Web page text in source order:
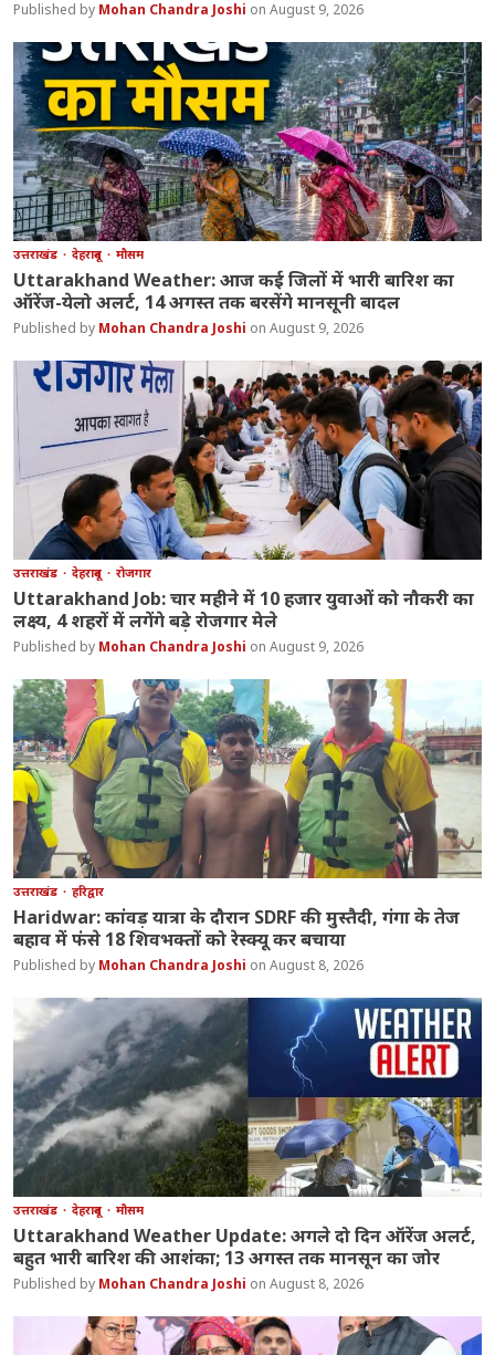
Mohan Chandra Joshi August 9, 2026
उत्तराखंड देहरादून मौसम
Uttarakhand Weather: आज कई जिलों में भारी बारिश का
ऑरेंज-येलो अलर्ट, 14 अगस्त तक बरसेंगे मानसूनी बादल
Mohan Chandra Joshi August 9, 2026
उत्तराखंड देहरादून रोजगार
Uttarakhand Job: चार महीने में 10 हजार युवाओं को नौकरी का
लक्ष्य, 4 शहरों में लगेंगे बड़े रोजगार मेले
Mohan Chandra Joshi August 9, 2026
उत्तराखंड हरिद्वार
Haridwar: कांवड़ यात्रा के दौरान SDRF की मुस्तैदी, गंगा के तेज
बहाव में फंसे 18 शिवभक्तों को रेस्क्यू कर बचाया
Mohan Chandra Joshi August 8, 2026
उत्तराखंड देहरादून मौसम
Uttarakhand Weather Update: अगले दो दिन ऑरेंज अलर्ट,
बहुत भारी बारिश की आशंका; 13 अगस्त तक मानसून का जोर
Mohan Chandra Joshi August 8, 2026